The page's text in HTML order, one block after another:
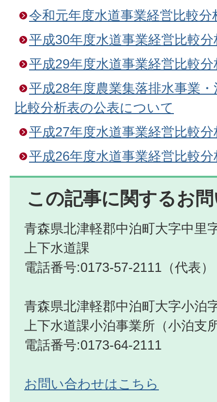
令和元年度水道事業経営比較
平成30年度水道事業経営比較
平成29年度水道事業経営比較
平成28年度農業集落排水事業
比較分析表の公表について
平成27年度水道事業経営比較
平成26年度水道事業経営比較
この記事に関するお
青森県北津軽郡中泊町大字中里
上下水道課
電話番号:0173-57-2111（代表）
青森県北津軽郡中泊町大字小泊
上下水道課小泊事業所（小泊支
電話番号:0173-64-2111
お問い合わせはこちら